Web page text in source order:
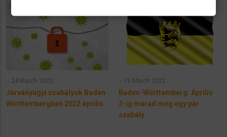
24 March 2022
Járványügyi szabályok Baden
Württembergben 2022 április
15 March 2022
Baden-Württemberg: Április
2-ig marad még egy pár
szabály